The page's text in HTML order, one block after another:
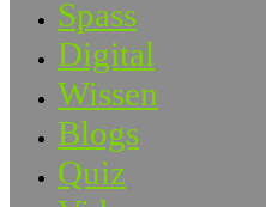
Spass
Digital
Wissen
Blogs
Quiz